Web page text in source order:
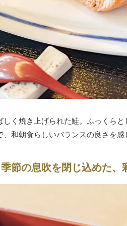
く焼き上げられた鮭。ふっくら
和朝食らしいバランスの良さを感
節の息吹を閉じ込めた、